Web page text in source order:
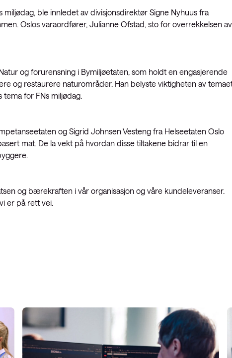
ble innledet av divisjonsdirektør Signe Nyhuus fra
Oslos varaordfører, Julianne Ofstad, sto for overrekkelsen av
og forurensning i Bymiljøetaten, som holdt en engasjerende
og restaurere naturområder. Han belyste viktigheten av
for FNs miljødag.
og Sigrid Johnsen Vesteng fra Helseetaten Oslo
mat. De la vekt på hvordan disse tiltakene bidrar til en
og bærekraften i vår organisasjon og våre kundeleveranser.
er på rett vei.